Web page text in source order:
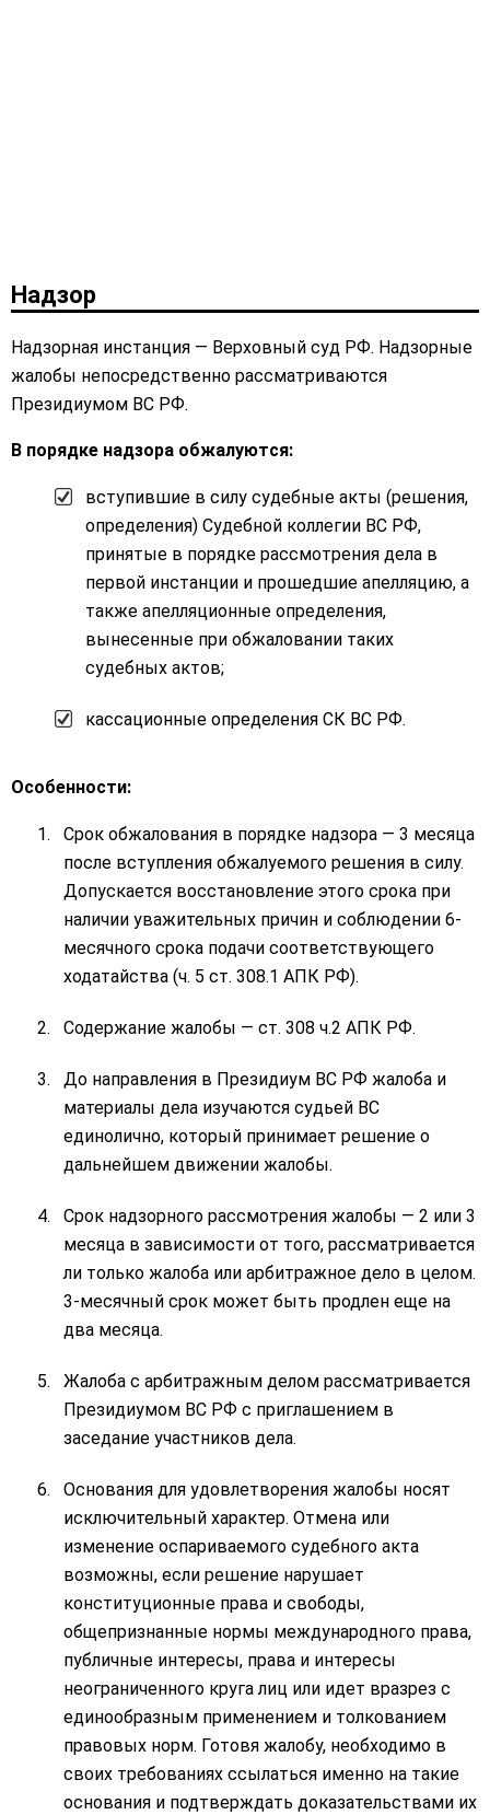
Надзор
Надзорная инстанция — Верховный суд РФ. Надзорные
жалобы непосредственно рассматриваются
Президиумом ВС РФ.
В порядке надзора обжалуются:
вступившие в силу судебные акты (решения,
определения) Судебной коллегии ВС РФ,
принятые в порядке рассмотрения дела в
первой инстанции и прошедшие апелляцию, а
также апелляционные определения,
вынесенные при обжаловании таких
судебных актов;
кассационные определения СК ВС РФ.
Особенности:
Срок обжалования в порядке надзора — 3 месяца
после вступления обжалуемого решения в силу.
Допускается восстановление этого срока при
наличии уважительных причин и соблюдении 6-
месячного срока подачи соответствующего
ходатайства (ч. 5 ст. 308.1 АПК РФ).
Содержание жалобы — ст. 308 ч.2 АПК РФ.
До направления в Президиум ВС РФ жалоба и
материалы дела изучаются судьей ВС
единолично, который принимает решение о
дальнейшем движении жалобы.
Срок надзорного рассмотрения жалобы — 2 или 3
месяца в зависимости от того, рассматривается
ли только жалоба или арбитражное дело в целом.
3-месячный срок может быть продлен еще на
два месяца.
Жалоба с арбитражным делом рассматривается
Президиумом ВС РФ с приглашением в
заседание участников дела.
Основания для удовлетворения жалобы носят
исключительный характер. Отмена или
изменение оспариваемого судебного акта
возможны, если решение нарушает
конституционные права и свободы,
общепризнанные нормы международного права,
публичные интересы, права и интересы
неограниченного круга лиц или идет вразрез с
единообразным применением и толкованием
правовых норм. Готовя жалобу, необходимо в
своих требованиях ссылаться именно на такие
основания и подтверждать доказательствами их